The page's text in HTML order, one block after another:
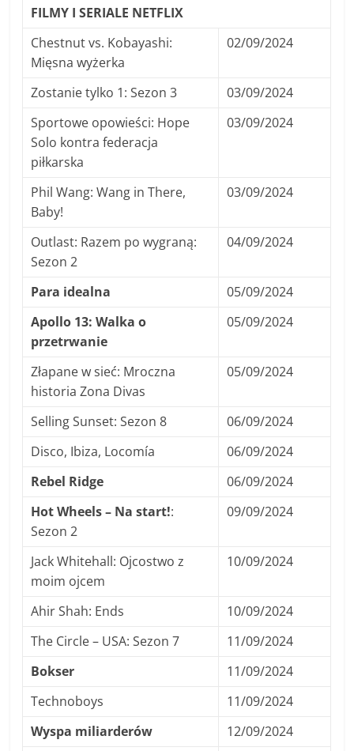
FILMY I SERIALE NETFLIX
Chestnut vs. Kobayashi:
Mięsna wyżerka
02/09/2024
Zostanie tylko 1: Sezon 3
03/09/2024
Sportowe opowieści: Hope
Solo kontra federacja
piłkarska
03/09/2024
Phil Wang: Wang in There,
Baby!
03/09/2024
Outlast: Razem po wygraną:
Sezon 2
04/09/2024
Para idealna
05/09/2024
Apollo 13: Walka o
przetrwanie
05/09/2024
Złapane w sieć: Mroczna
historia Zona Divas
05/09/2024
Selling Sunset: Sezon 8
06/09/2024
Disco, Ibiza, Locomía
06/09/2024
Rebel Ridge
06/09/2024
Hot Wheels – Na start!:
Sezon 2
09/09/2024
Jack Whitehall: Ojcostwo z
moim ojcem
10/09/2024
Ahir Shah: Ends
10/09/2024
The Circle – USA: Sezon 7
11/09/2024
Bokser
11/09/2024
Technoboys
11/09/2024
Wyspa miliarderów
12/09/2024